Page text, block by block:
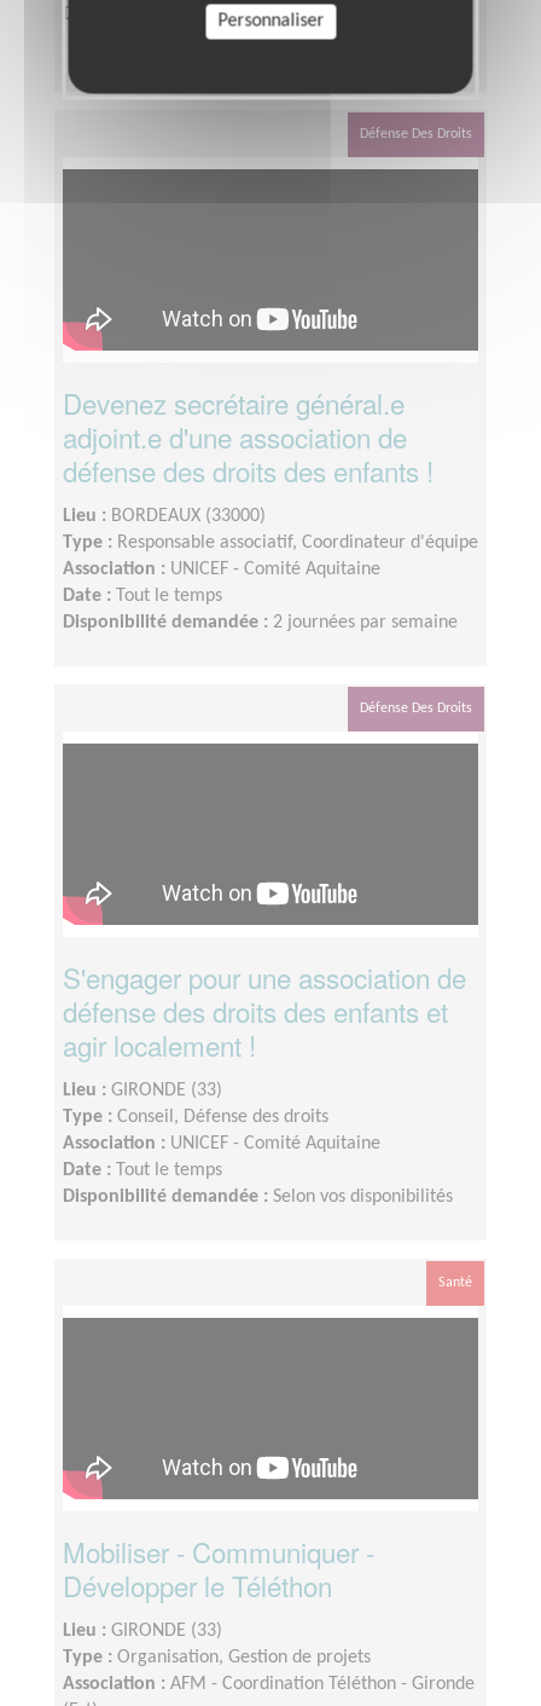
Disponibilité demandée :1 journée par semaine
Défense Des Droits
Devenez secrétaire général.e
adjoint.e d'une association de
défense des droits des enfants !
Lieu : BORDEAUX (33000)
Type : Responsable associatif, Coordinateur d'équipe
Association : UNICEF - Comité Aquitaine
Date :
Tout le temps
Disponibilité demandée : 2 journées par semaine
Défense Des Droits
S'engager pour une association de
défense des droits des enfants et
agir localement !
Lieu : GIRONDE (33)
Type : Conseil, Défense des droits
Association : UNICEF - Comité Aquitaine
Date :
Tout le temps
Disponibilité demandée : Selon vos disponibilités
Santé
Mobiliser - Communiquer -
Développer le Téléthon
Lieu : GIRONDE (33)
Type : Organisation, Gestion de projets
Association : AFM - Coordination Téléthon - Gironde
Personnaliser